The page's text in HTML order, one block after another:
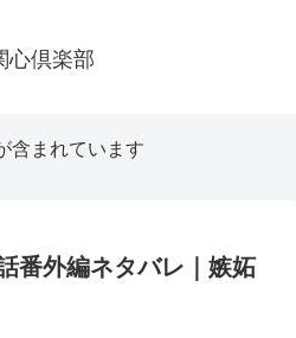
心倶楽部
含まれています
番外編ネタバレ｜嫉妬